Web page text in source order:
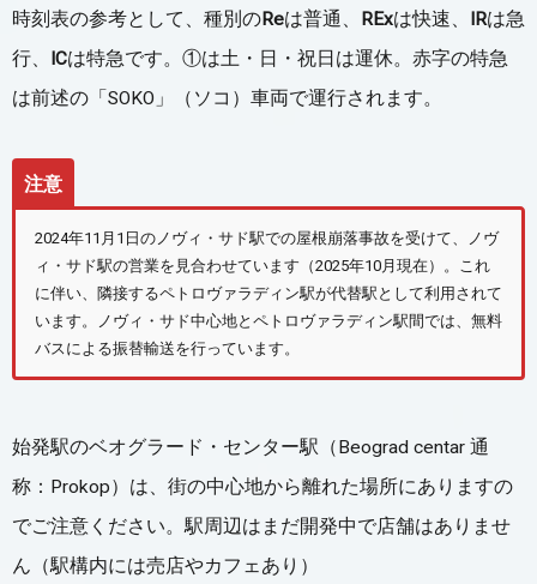
時刻表の参考として、種別のReは普通、 RExは快速、 IRは急
行、 ICは特急です。①は土・日・祝日は運休。赤字の特急
は前述の「SOKO」（ソコ）車両で運行されます。
注意
2024年11月1日のノヴィ・サド駅での屋根崩落事故を受けて、ノヴ
ィ・サド駅の営業を見合わせています（2025年10月現在）。これ
に伴い、隣接するペトロヴァラディン駅が代替駅として利用されて
います。ノヴィ・サド中心地とペトロヴァラディン駅間では、無料
バスによる振替輸送を行っています。
始発駅のベオグラード・センター駅（Beograd centar 通
称：Prokop）は、街の中心地から離れた場所にありますの
でご注意ください。駅周辺はまだ開発中で店舗はありませ
ん（駅構内には売店やカフェあり）